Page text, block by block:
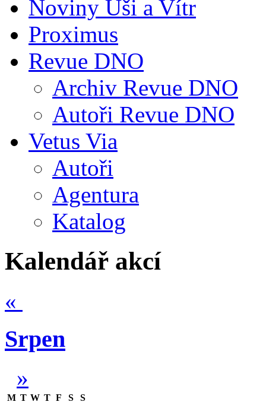
Noviny Uši a Vítr
Proximus
Revue DNO
Archiv Revue DNO
Autoři Revue DNO
Vetus Via
Autoři
Agentura
Katalog
Kalendář akcí
«
Srpen
»
M T W T F S
S